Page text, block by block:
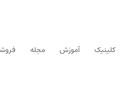
کلینیک آموزش مجله